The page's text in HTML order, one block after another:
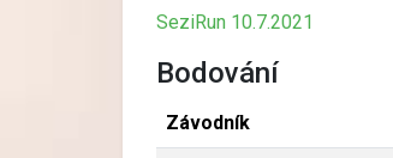
SeziRun 10.7.2021
Bodování
Závodník